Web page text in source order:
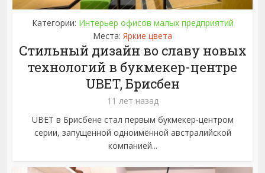
Категории: Интерьер офисов малых предприятий
Места: Яркие цвета
Стильный дизайн во славу новых
технологий в букмекер-центре
UBET, Брисбен
11 лет назад
UBET в Брисбене стал первым букмекер-центром
серии, запущенной одноимённой австралийской
компанией...